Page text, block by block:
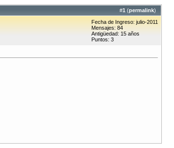
#1 (permalink)
Fecha de Ingreso: julio-2011
Mensajes: 84
Antigüedad: 15 años
Puntos: 3